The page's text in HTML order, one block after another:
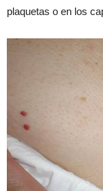
plaquetas o en los